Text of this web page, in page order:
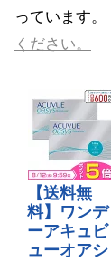
っています。
ください。